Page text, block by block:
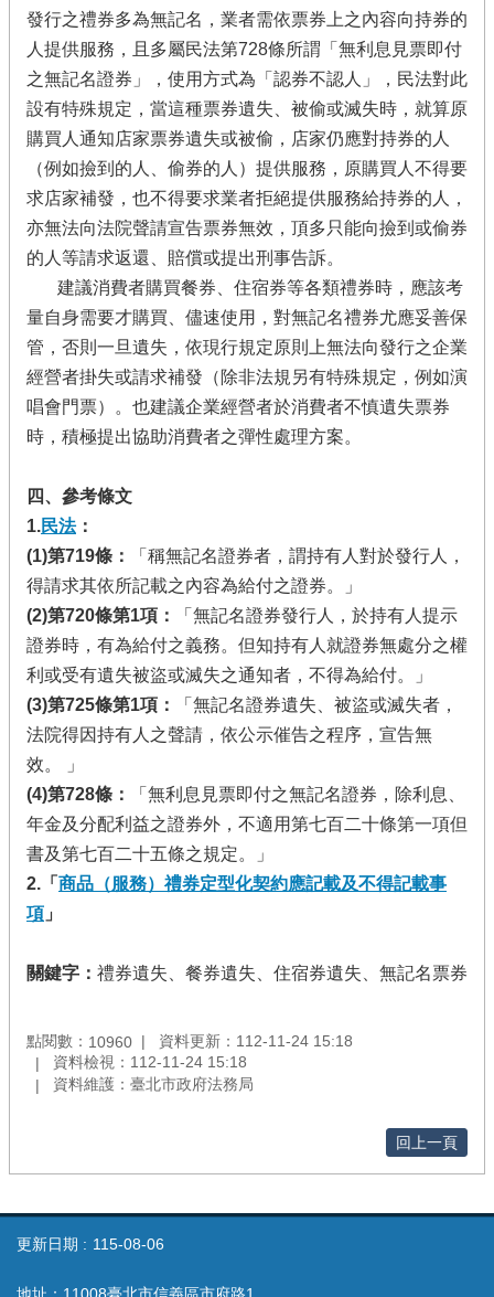
發行之禮券多為無記名，業者需依票券上之內容向持券的
人提供服務，且多屬民法第728條所謂「無利息見票即付
之無記名證券」，使用方式為「認券不認人」，民法對此
設有特殊規定，當這種票券遺失、被偷或滅失時，就算原
購買人通知店家票券遺失或被偷 ，店家仍應對持券的人
（例如撿到的人、偷券的人）提供服務，原購買人不得要
求店家補發，也不得要求業者拒絕提供服務給持券的人，
亦無法向法院聲請宣告票券無效，頂多只能向撿到或偷券
的人等請求返還、賠償或提出刑事告訴。
建議消費者購買餐券、住宿券等各類禮券時，應該考
量自身需要才購買、儘速使用，對無記名禮券尤應妥善保
管，否則一旦遺失，依現行規定原則上無法向發行之企業
經營者掛失或請求補發（除非法規另有特殊規定，例如演
唱會門票）。也建議企業經營者於消費者不慎遺失票券
時，積極提出協助消費者之彈性處理方案。
四、參考條文
1.民法：
(1)第719條：
「稱無記名證券者，謂持有人對於發行人，
得請求其依所記載之內容為給付之證券。」
(2)第720條第1項：
「無記名證券發行人，於持有人提示
證券時，有為給付之義務。但知持有人就證券無處分之權
利或受有遺失被盜或滅失之通知者，不得為給付。」
(3)第725條第1項：
「無記名證券遺失、被盜或滅失者，
法院得因持有人之聲請，依公示催告之程序，宣告無
效。
」
(4)第728條：
「無利息見票即付之無記名證券，除利息、
年金及分配利益之證券外，不適用第七百二十條第一項但
書及第七百二十五條之規定。」
2. 「 商品（服務）禮券定型化契約應記載及不得記載事
項 」
關鍵字： 禮券遺失、餐券遺失、住宿券遺失、無記名票券
點閱數： 10960
資料更新：112-11-24 15:18
資料檢視：112-11-24 15:18
資料維護：臺北市政府法務局
回上一頁
更新日期 115-08-06
地址：11008臺北市信義區市府路1